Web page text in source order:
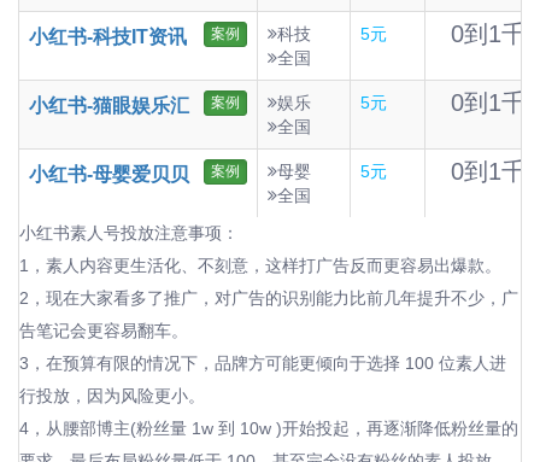
小红书-科技IT资讯 案例
科技
全国
5元 0到1千
小红书-猫眼娱乐汇 案例
娱乐
全国
5元 0到1千
小红书-母婴爱贝贝 案例
母婴
全国
5元 0到1千
小红书素人号投放注意事项：
1，素人内容更生活化、不刻意，这样打广告反而更容易出爆款。
2，现在大家看多了推广，对广告的识别能力比前几年提升不少，广
告笔记会更容易翻车。
3，在预算有限的情况下，品牌方可能更倾向于选择 100 位素人进
行投放，因为风险更小。
4，从腰部博主(粉丝量 1w 到 10w )开始投起，再逐渐降低粉丝量的